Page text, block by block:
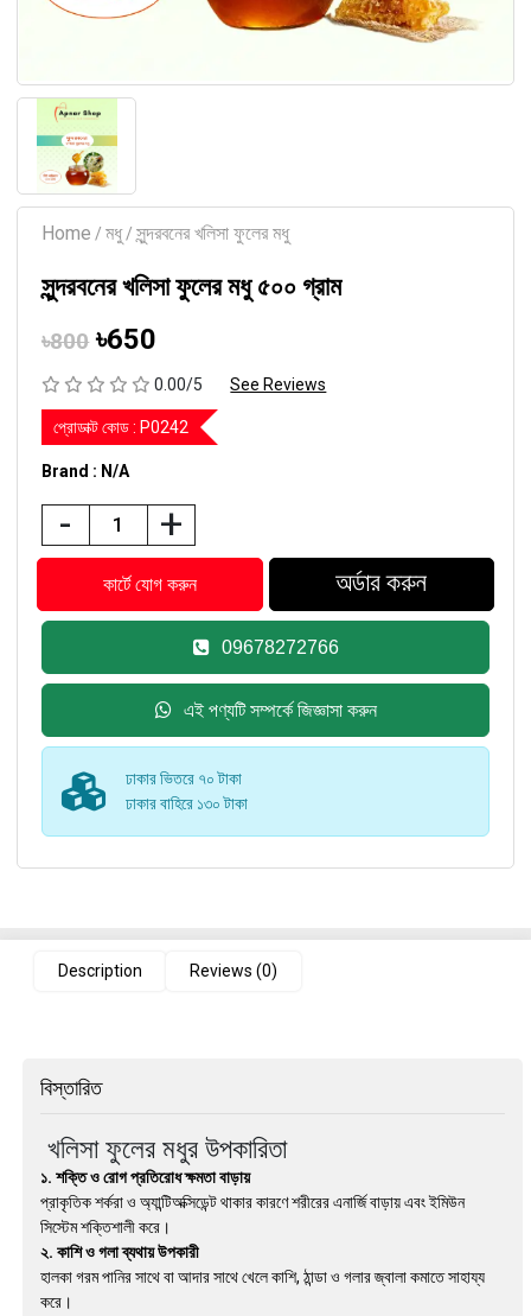
Home / মধু / সুন্দরবনের খলিসা ফুলের মধু
সুন্দরবনের খলিসা ফুলের মধু ৫০০ গ্রাম
৳800৳650
0.00/5 See Reviews
প্রোডাক্ট কোড : P0242
Brand : N/A
- +
09678272766
এই পণ্যটি সম্পর্কে জিজ্ঞাসা করুন
ঢাকার ভিতরে ৭০ টাকা
ঢাকার বাহিরে ১৩০ টাকা
Description Reviews (0)
বিস্তারিত
খলিসা ফুলের মধুর উপকারিতা
১. শক্তি ও রোগ প্রতিরোধ ক্ষমতা বাড়ায়
প্রাকৃতিক শর্করা ও অ্যান্টিঅক্সিডেন্ট থাকার কারণে শরীরের এনার্জি বাড়ায় এবং ইমিউন
সিস্টেম শক্তিশালী করে।
২. কাশি ও গলা ব্যথায় উপকারী
হালকা গরম পানির সাথে বা আদার সাথে খেলে কাশি, ঠান্ডা ও গলার জ্বালা কমাতে সাহায্য
করে।